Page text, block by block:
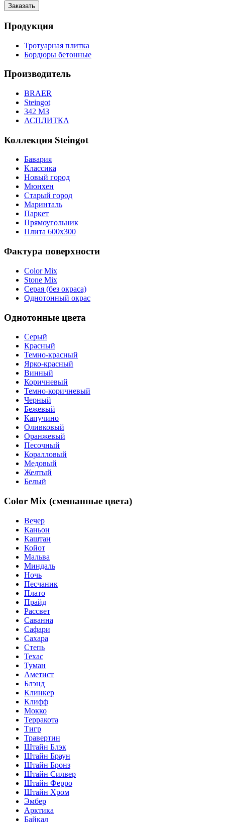
Продукция
Тротуарная плитка
Бордюры бетонные
Производитель
BRAER
Steingot
342 МЗ
АСПЛИТКА
Коллекция Steingot
Бавария
Классика
Новый город
Мюнхен
Старый город
Маринталь
Паркет
Прямоугольник
Плита 600х300
Фактура поверхности
Color Mix
Stone Mix
Серая (без окраса)
Однотонный окрас
Однотонные цвета
Серый
Красный
Темно-красный
Ярко-красный
Винный
Коричневый
Темно-коричневый
Черный
Бежевый
Капучино
Оливковый
Оранжевый
Песочный
Коралловый
Медовый
Желтый
Белый
Color Mix (смешанные цвета)
Вечер
Каньон
Каштан
Койот
Мальва
Миндаль
Ночь
Песчаник
Плато
Прайд
Рассвет
Саванна
Сафари
Сахара
Степь
Техас
Туман
Аметист
Блэнд
Клинкер
Клифф
Мокко
Терракота
Тигр
Травертин
Штайн Блэк
Штайн Браун
Штайн Бронз
Штайн Силвер
Штайн Ферро
Штайн Хром
Эмбер
Арктика
Байкал